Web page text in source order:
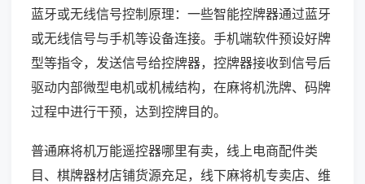
蓝牙或无线信号控制原理：一些智能控牌器通过蓝牙
或无线信号与手机等设备连接。手机端软件预设好牌
型等指令，发送信号给控牌器，控牌器接收到信号后
驱动内部微型电机或机械结构，在麻将机洗牌、码牌
过程中进行干预，达到控牌目的。
普通麻将机万能遥控器哪里有卖，线上电商配件类
目、棋牌器材店铺货源充足，线下麻将机专卖店、维